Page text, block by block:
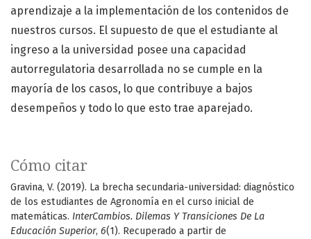
Cómo citar
Gravina, V. (2019). La brecha secundaria-universidad: diagnóstico
de los estudiantes de Agronomía en el curso inicial de
matemáticas. InterCambios. Dilemas Y Transiciones De La
Educación Superior, 6(1). Recuperado a partir de
aprendizaje a la implementación de los contenidos de
nuestros cursos. El supuesto de que el estudiante al
ingreso a la universidad posee una capacidad
autorregulatoria desarrollada no se cumple en la
mayoría de los casos, lo que contribuye a bajos
desempeños y todo lo que esto trae aparejado.